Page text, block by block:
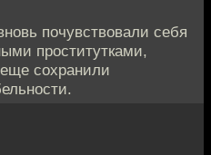
почувствовали себя
проститутками,
сохранили